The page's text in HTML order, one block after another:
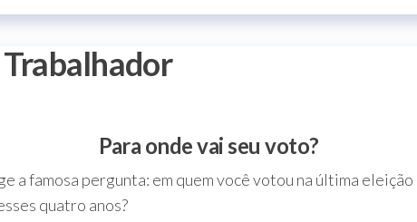
Para onde vai seu voto?
a famosa pergunta: em quem você votou na última
quatro anos?